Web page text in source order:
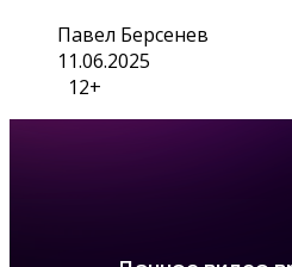
Павел Берсенев
11.06.2025
12+